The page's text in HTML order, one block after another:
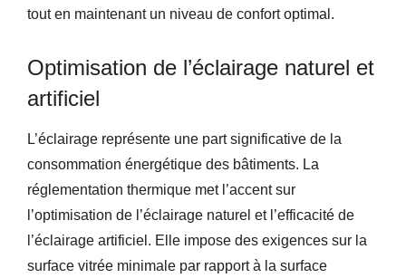
tout en maintenant un niveau de confort optimal.
Optimisation de l’éclairage naturel et
artificiel
L’éclairage représente une part significative de la
consommation énergétique des bâtiments. La
réglementation thermique met l’accent sur
l’optimisation de l’éclairage naturel et l’efficacité de
l’éclairage artificiel. Elle impose des exigences sur la
surface vitrée minimale par rapport à la surface